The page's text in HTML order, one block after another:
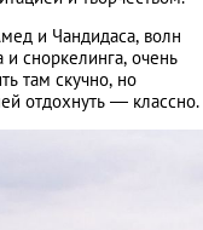
и Чандидаса, волн
и сноркелинга, очень
там скучно, но
отдохнуть — классно.